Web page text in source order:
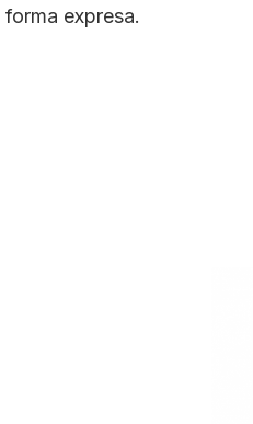
expresa.